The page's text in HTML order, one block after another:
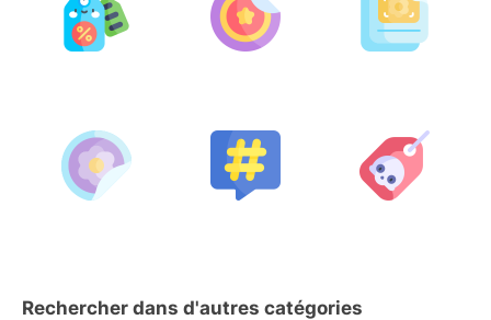
Rechercher dans d'autres catégories